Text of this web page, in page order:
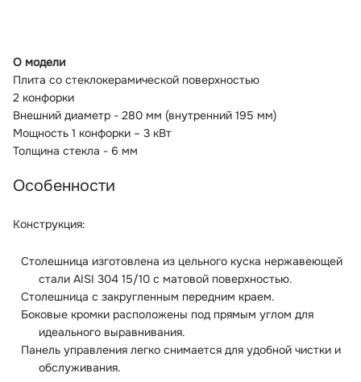
О модели
Плита со стеклокерамической поверхностью
2 конфорки
Внешний диаметр - 280 мм (внутренний 195 мм)
Мощность 1 конфорки – 3 кВт
Толщина стекла - 6 мм
Особенности
Конструкция:
Столешница изготовлена из цельного куска нержавеющей
стали AISI 304 15/10 с матовой поверхностью.
Столешница с закругленным передним краем.
Боковые кромки расположены под прямым углом для
идеального выравнивания.
Панель управления легко снимается для удобной чистки и
обслуживания.